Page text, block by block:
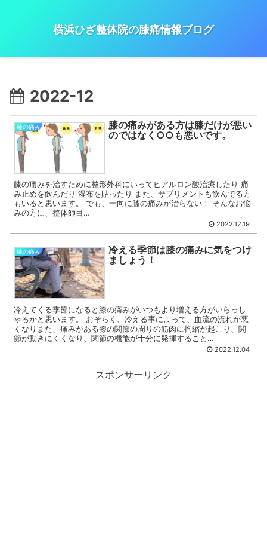
横浜ひざ整体院の膝痛情報ブログ
2022-12
膝の痛み
膝の痛みがある方は膝だけが悪い
のではなく○○も悪いです。
膝の痛みを治すために整形外科にいってヒアルロン酸治療したり 痛
み止めを飲んだり 湿布を貼ったり また、サプリメントも飲んでる方
もいると思います。 でも、一向に膝の痛みが治らない！ そんなお悩
みの方に、整体師目…
2022.12.19
膝の痛み
冷える季節は膝の痛みに気をつけ
ましょう！
冷えてくる季節になると膝の痛みがいつもより増える方がいらっし
ゃるかと思います。 おそらく、冷える事によって、血流の流れが悪
くなりまた、痛みがある膝の関節の周りの筋肉に拘縮が起こり、関
節が動きにくくなり、関節の機能が十分に発揮すること…
2022.12.04
スポンサーリンク